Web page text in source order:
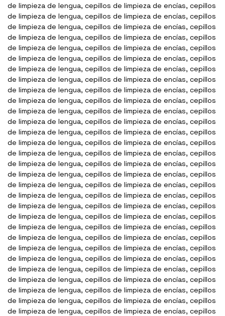
de limpieza de lengua, cepillos de limpieza de encías, cepillos
de limpieza de lengua, cepillos de limpieza de encías, cepillos
de limpieza de lengua, cepillos de limpieza de encías, cepillos
de limpieza de lengua, cepillos de limpieza de encías, cepillos
de limpieza de lengua, cepillos de limpieza de encías, cepillos
de limpieza de lengua, cepillos de limpieza de encías, cepillos
de limpieza de lengua, cepillos de limpieza de encías, cepillos
de limpieza de lengua, cepillos de limpieza de encías, cepillos
de limpieza de lengua, cepillos de limpieza de encías, cepillos
de limpieza de lengua, cepillos de limpieza de encías, cepillos
de limpieza de lengua, cepillos de limpieza de encías, cepillos
de limpieza de lengua, cepillos de limpieza de encías, cepillos
de limpieza de lengua, cepillos de limpieza de encías, cepillos
de limpieza de lengua, cepillos de limpieza de encías, cepillos
de limpieza de lengua, cepillos de limpieza de encías, cepillos
de limpieza de lengua, cepillos de limpieza de encías, cepillos
de limpieza de lengua, cepillos de limpieza de encías, cepillos
de limpieza de lengua, cepillos de limpieza de encías, cepillos
de limpieza de lengua, cepillos de limpieza de encías, cepillos
de limpieza de lengua, cepillos de limpieza de encías, cepillos
de limpieza de lengua, cepillos de limpieza de encías, cepillos
de limpieza de lengua, cepillos de limpieza de encías, cepillos
de limpieza de lengua, cepillos de limpieza de encías, cepillos
de limpieza de lengua, cepillos de limpieza de encías, cepillos
de limpieza de lengua, cepillos de limpieza de encías, cepillos
de limpieza de lengua, cepillos de limpieza de encías, cepillos
de limpieza de lengua, cepillos de limpieza de encías, cepillos
de limpieza de lengua, cepillos de limpieza de encías, cepillos
de limpieza de lengua, cepillos de limpieza de encías, cepillos
de limpieza de lengua, cepillos de limpieza de encías, cepillos